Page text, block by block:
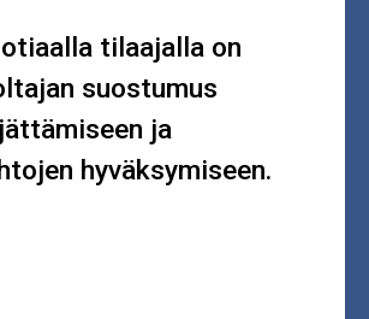
tilaajalla on
suostumus
ja
hyväksymiseen.